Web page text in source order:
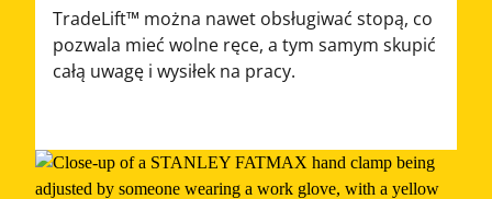
TradeLift™ można nawet obsługiwać stopą, co
pozwala mieć wolne ręce, a tym samym skupić
całą uwagę i wysiłek na pracy.